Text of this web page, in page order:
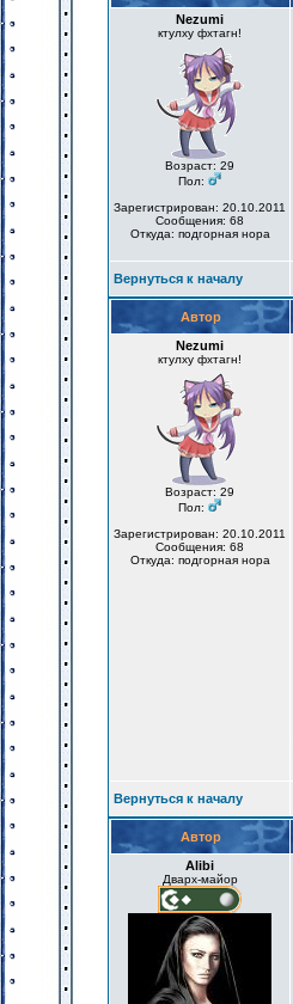
Nezumi
ктулху фхтагн!
Возраст: 29
Пол:
Зарегистрирован: 20.10.2011
Сообщения: 68
Откуда: подгорная нора
Вернуться к началу
Автор
Nezumi
ктулху фхтагн!
Возраст: 29
Пол:
Зарегистрирован: 20.10.2011
Сообщения: 68
Откуда: подгорная нора
Вернуться к началу
Автор
Alibi
Дварх-майор